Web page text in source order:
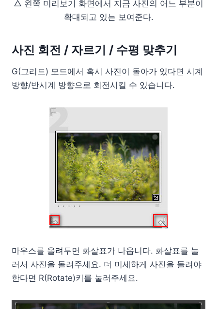
△ 왼쪽 미리보기 화면에서 지금 사진의 어느 부분이
확대되고 있는 보여준다.
사진 회전 / 자르기 / 수평 맞추기
G(그리드) 모드에서 혹시 사진이 돌아가 있다면 시계
방향/반시계 방향으로 회전시킬 수 있습니다.
마우스를 올려두면 화살표가 나옵니다. 화살표를 눌
러서 사진을 돌려주세요. 더 미세하게 사진을 돌려야
한다면 R(Rotate)키를 눌러주세요.